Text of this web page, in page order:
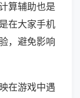
算辅助也是
在大家手机
，避免影响
在游戏中遇